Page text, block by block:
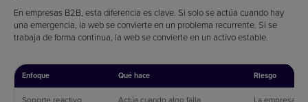
En empresas B2B, esta diferencia es clave. Si solo se actúa cuando hay
una emergencia, la web se convierte en un problema recurrente. Si se
trabaja de forma continua, la web se convierte en un activo estable.
Enfoque Qué hace Riesgo
Soporte reactivo Actúa cuando algo falla
La empresa